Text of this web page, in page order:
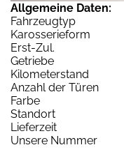
Allgemeine Daten:
Fahrzeugtyp
Karosserieform
Erst-Zul.
Getriebe
Kilometerstand
Anzahl der Türen
Farbe
Standort
Lieferzeit
Unsere Nummer